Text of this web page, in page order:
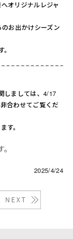
オリジナルレジャ
お出かけシーズン
しましては、4/17
合わせてご覧くだ
す。
2025/4/24